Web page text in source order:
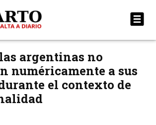
argentinas no
numéricamente a sus
el contexto de